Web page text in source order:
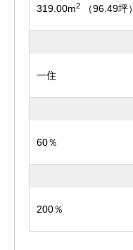
319.00m2 （96.49坪）
一住
60％
200％